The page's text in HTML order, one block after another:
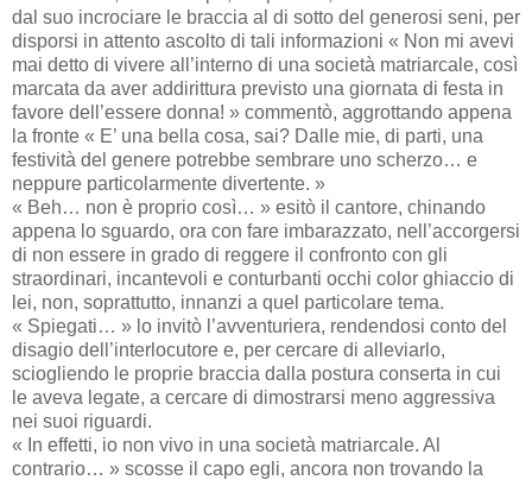
dal suo incrociare le braccia al di sotto del generosi seni, per
disporsi in attento ascolto di tali informazioni « Non mi avevi
mai detto di vivere all’interno di una società matriarcale, così
marcata da aver addirittura previsto una giornata di festa in
favore dell’essere donna! » commentò, aggrottando appena
la fronte « E’ una bella cosa, sai? Dalle mie, di parti, una
festività del genere potrebbe sembrare uno scherzo… e
neppure particolarmente divertente. »
« Beh… non è proprio così… » esitò il cantore, chinando
appena lo sguardo, ora con fare imbarazzato, nell’accorgersi
di non essere in grado di reggere il confronto con gli
straordinari, incantevoli e conturbanti occhi color ghiaccio di
lei, non, soprattutto, innanzi a quel particolare tema.
« Spiegati… » lo invitò l’avventuriera, rendendosi conto del
disagio dell’interlocutore e, per cercare di alleviarlo,
sciogliendo le proprie braccia dalla postura conserta in cui
le aveva legate, a cercare di dimostrarsi meno aggressiva
nei suoi riguardi.
« In effetti, io non vivo in una società matriarcale. Al
contrario… » scosse il capo egli, ancora non trovando la